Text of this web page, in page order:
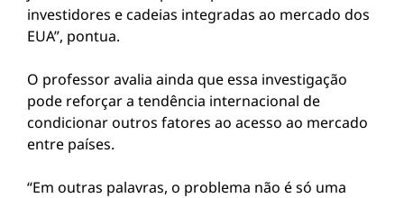
investidores e cadeias integradas ao mercado dos
EUA”, pontua.
O professor avalia ainda que essa investigação
pode reforçar a tendência internacional de
condicionar outros fatores ao acesso ao mercado
entre países.
“Em outras palavras, o problema não é só uma